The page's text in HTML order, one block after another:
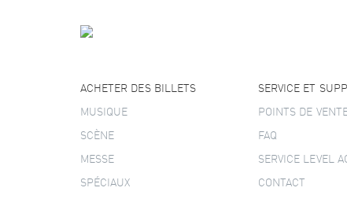
ACHETER DES BILLETS
MUSIQUE
SCÈNE
MESSE
SPÉCIAUX
SERVICE ET
POINTS DE
FAQ
SERVICE LEVEL
CONTACT